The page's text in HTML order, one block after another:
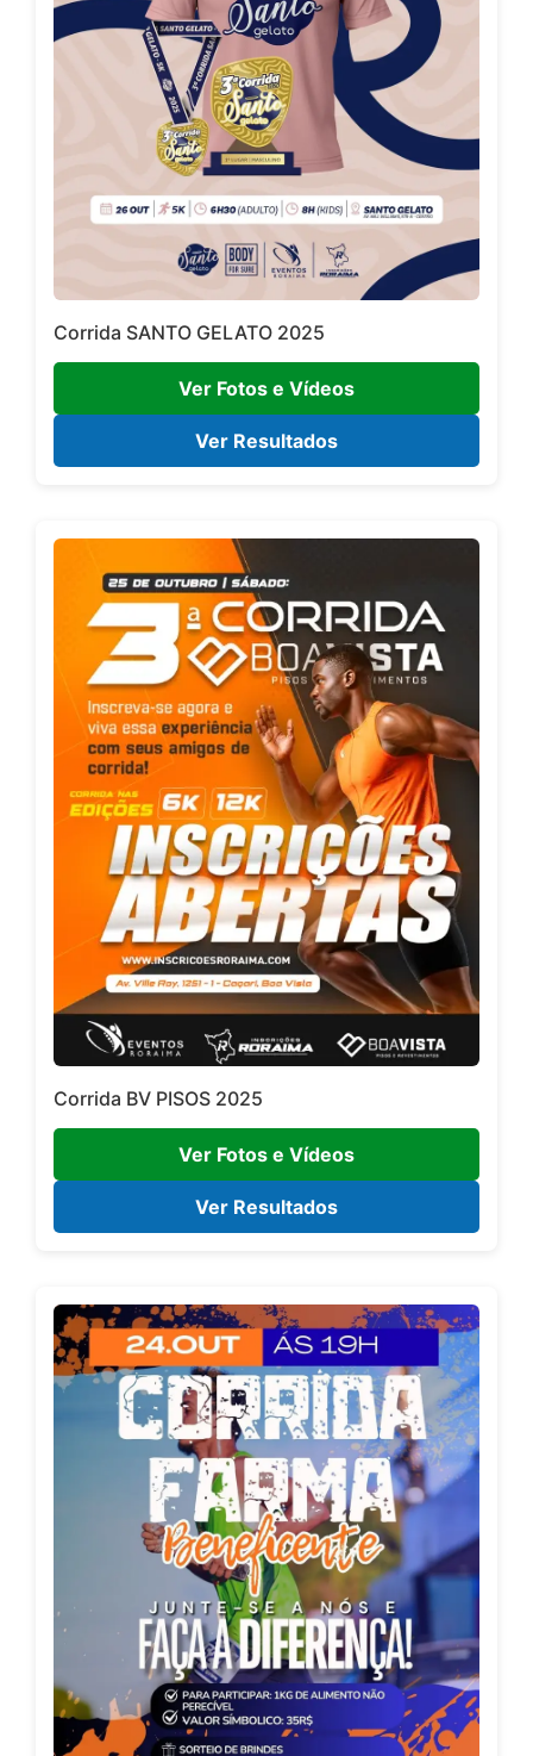
Corrida SANTO GELATO 2025
Ver Fotos e Vídeos
Ver Resultados
Corrida BV PISOS 2025
Ver Fotos e Vídeos
Ver Resultados